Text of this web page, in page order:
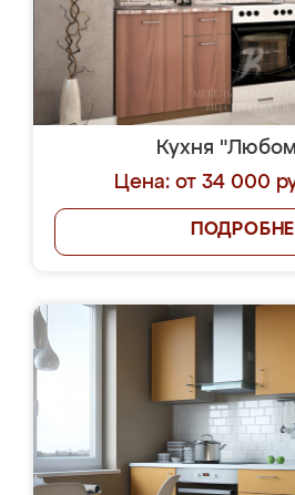
Кухня
Цена: от 34 000